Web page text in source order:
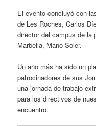
El evento concluyó con
de Les Roches, Carlos
director del campus de la
Marbella, Mano Soler.
Un año más ha sido un
patrocinadores de sus
una jornada de trabajo
para los directivos de
encuentro.